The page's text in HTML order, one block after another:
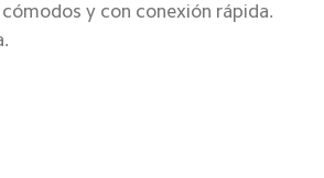
y con conexión rápida.